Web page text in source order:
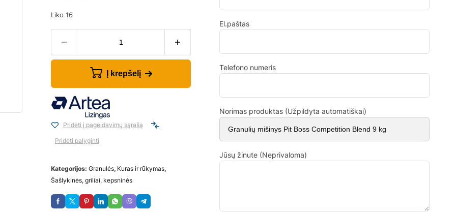
Liko 16
Į krepšelį
Pridėti į pageidavimų sąrašą
Pridėti palyginti
Kategorijos: Granulės, Kuras ir rūkymas,
Šašlykinės, griliai, kepsninės
El.paštas
Telefono numeris
Norimas produktas (Užpildyta automatiškai)
Jūsų žinute (Neprivaloma)